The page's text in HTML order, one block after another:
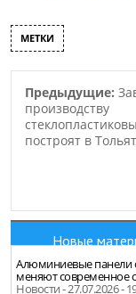
МЕТКИ
Предыдущие:
производству
построят в
Новые
Алюминиевые панели
меняют современное
Новости - 27.07.2026 -